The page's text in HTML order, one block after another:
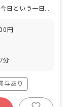
円
分
与あり